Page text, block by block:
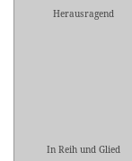
Herausragend
In Reih und Glied